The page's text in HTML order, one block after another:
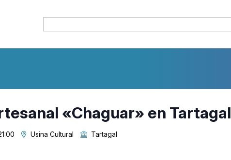
«Chaguar» en Tartagal
Usina Cultural Tartagal